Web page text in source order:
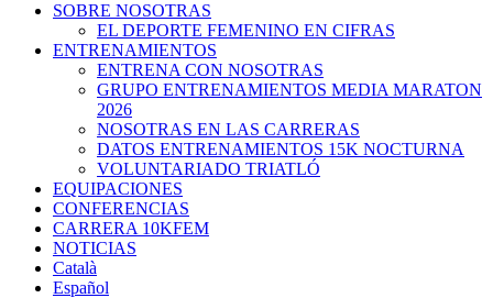
SOBRE NOSOTRAS
EL DEPORTE FEMENINO EN CIFRAS
ENTRENAMIENTOS
ENTRENA CON NOSOTRAS
GRUPO ENTRENAMIENTOS MEDIA MARATON
2026
NOSOTRAS EN LAS CARRERAS
DATOS ENTRENAMIENTOS 15K NOCTURNA
VOLUNTARIADO TRIATLÓ
EQUIPACIONES
CONFERENCIAS
CARRERA 10KFEM
NOTICIAS
Català
Español